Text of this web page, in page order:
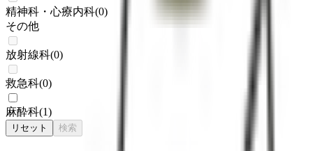
精神科・心療内科(0)
その他
放射線科(0)
救急科(0)
麻酔科(1)
リセット 検索